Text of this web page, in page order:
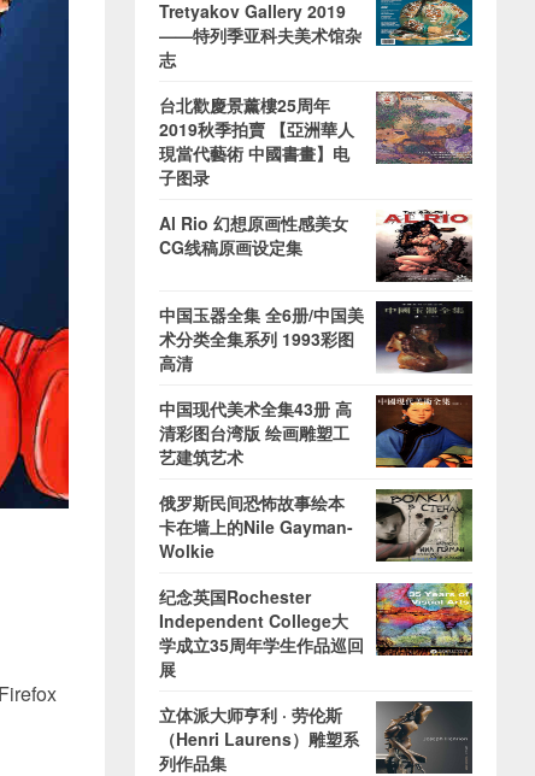
Tretyakov Gallery 2019
——特列季亚科夫美术馆杂
志
台北歡慶景薰樓25周年
2019秋季拍賣 【亞洲華人
現當代藝術 中國書畫】电
子图录
Al Rio 幻想原画性感美女
CG线稿原画设定集
中国玉器全集 全6册/中国美
术分类全集系列 1993彩图
高清
中国现代美术全集43册 高
清彩图台湾版 绘画雕塑工
艺建筑艺术
俄罗斯民间恐怖故事绘本
卡在墙上的Nile Gayman-
Wolkie
纪念英国Rochester
Independent College大
学成立35周年学生作品巡回
展
立体派大师亨利 · 劳伦斯
（Henri Laurens）雕塑系
列作品集